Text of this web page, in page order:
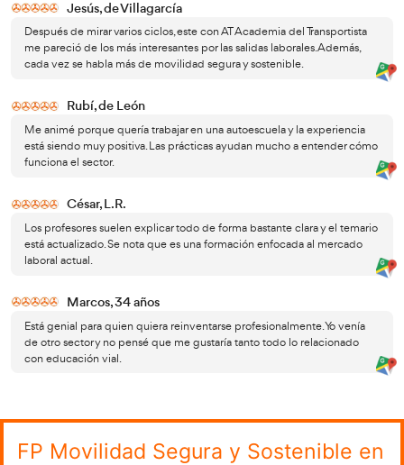
empresarial. Entre sus objetivos destacan el impulso al
sostenible, la prevención de accidentes laborales «in
reducción de emisiones contaminantes. Esto posiciona
como un asesor estratégico clave, tanto para
como privadas, que buscan alinearse con los Objetivos
Sostenible (ODS) y cumplir con las normativas
inteligente. U
educativos en colaboración con instituciones
una constante adaptación e integración de las nuevas
procedimientos emergentes en el sector vial. Por otro
puede desempeñar un papel crucial en la consultoría y
el desarrollo de planes de movilidad sostenible,
mayor seguridad vial y una movilidad eficiente que
ciudadanía.
La importancia de fomentar una